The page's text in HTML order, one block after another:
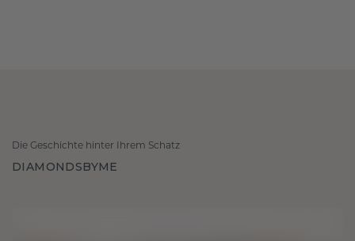
Die Geschichte hinter Ihrem Schatz
DIAMONDSBYME